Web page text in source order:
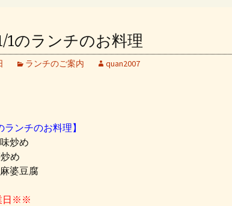
1のランチのお料理
ランチのご案内 quan2007
ランチのお料理】
炒め
め
婆豆腐
日※※